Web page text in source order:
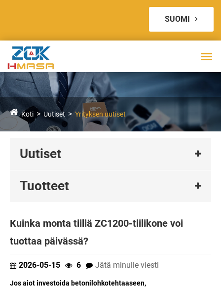
SUOMI
Koti Uutiset Yrityksen uutiset
Uutiset
Tuotteet
Kuinka monta tiiliä ZC1200-tiilikone voi
tuottaa päivässä?
2026-05-15 6 Jätä minulle viesti
Jos aiot investoida betonilohkotehtaaseen,